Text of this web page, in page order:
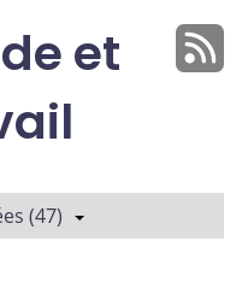
et
(47)